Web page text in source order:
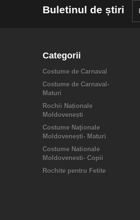
Buletinul de știri
Categorii
Costume de Carnaval
Costume de Carnaval-
Maturi
Rochii Naționale
Moldovenești
Costume Naţionale
Moldovenești- Maturi
Costume Nationale
Moldovenesti- Copii
Rochite pentru Fetite